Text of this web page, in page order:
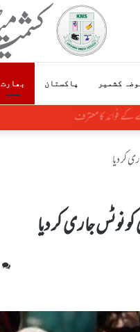
کشمیر پاکستان بھارت
کے بغیر منی پور کی زمین کا سودا
کر دیا
نوٹس جاری کر دیا